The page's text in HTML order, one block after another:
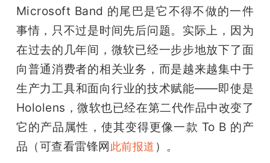
Microsoft Band 的尾巴是它不得不做的一件
事情，只不过是时间先后问题。实际上，因为
在过去的几年间，微软已经一步步地放下了面
向普通消费者的相关业务，而是越来越集中于
生产力工具和面向行业的技术赋能——即使是
Hololens，微软也已经在第二代作品中改变了
它的产品属性，使其变得更像一款 To B 的产
品（可查看雷锋网此前报道 ）。